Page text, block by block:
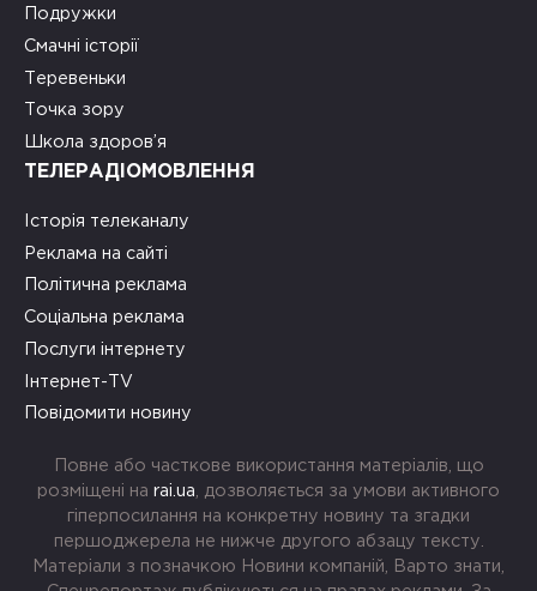
Подружки
Смачні історії
Теревеньки
Точка зору
Школа здоров’я
ТЕЛЕРАДІОМОВЛЕННЯ
Історія телеканалу
Реклама на сайті
Політична реклама
Соціальна реклама
Послуги інтернету
Інтернет-TV
Повідомити новину
Повне або часткове використання матеріалів, що
розміщені на rai.ua , дозволяється за умови активного
гіперпосилання на конкретну новину та згадки
першоджерела не нижче другого абзацу тексту.
Матеріали з позначкою Новини компаній, Варто знати,